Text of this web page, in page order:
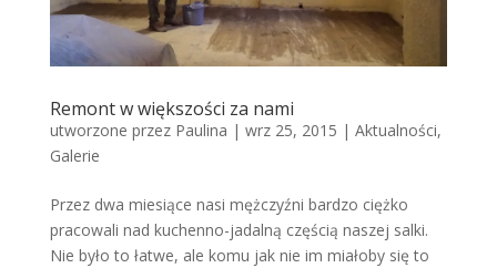
Remont w większości za nami
utworzone przez Paulina | wrz 25, 2015 | Aktualności,
Galerie
Przez dwa miesiące nasi mężczyźni bardzo ciężko
pracowali nad kuchenno-jadalną częścią naszej salki.
Nie było to łatwe, ale komu jak nie im miałoby się to